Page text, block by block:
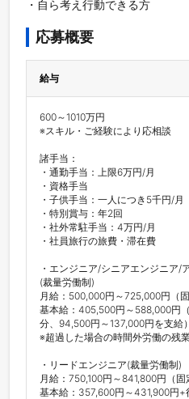
・自ら考え行動できる方
応募概要
給与
600～1010万円
※スキル・ご経験により応相談
諸手当：
・通勤手当：上限6万円/月
・資格手当
・子供手当：一人につき5千円/月
・特別賞与：年2回
・社外常駐手当：4万円/月
・社員旅行の旅費・滞在費
・エンジニア/シニアエンジニア/
(裁量労働制)
月給：500,000円～725,000円（固
基本給：405,500円～588,000円
分、94,500円～137,000円を支給）
※超過した場合の時間外労働の残
・リードエンジニア(裁量労働制)
月給：750,100円～841,800円（固
基本給：357,600円～431,900円